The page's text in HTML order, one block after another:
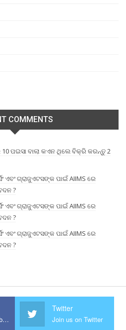
COMMENTS
10 ପଇସା ବାଲା କଏନ ଥିଲେ ବିକ୍ରି କରନ୍ତୁ 2
ଏବଂ ଗ୍ରାଜୁଏଟସଙ୍କ ପାଇଁ AIIMS ରେ
?
ଏବଂ ଗ୍ରାଜୁଏଟସଙ୍କ ପାଇଁ AIIMS ରେ
?
ଏବଂ ଗ୍ରାଜୁଏଟସଙ୍କ ପାଇଁ AIIMS ରେ
?
Join us on Facebook
Twitter
Join us on Twitter